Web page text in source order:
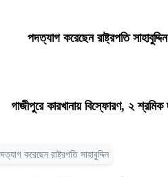
পদত্যাগ করেছেন রাষ্ট্রপতি সাহাবুদ্দিন
গাজীপুরে কারখানায় বিস্ফোরণ, ২
করেছেন রাষ্ট্রপতি সাহাবুদ্দিন